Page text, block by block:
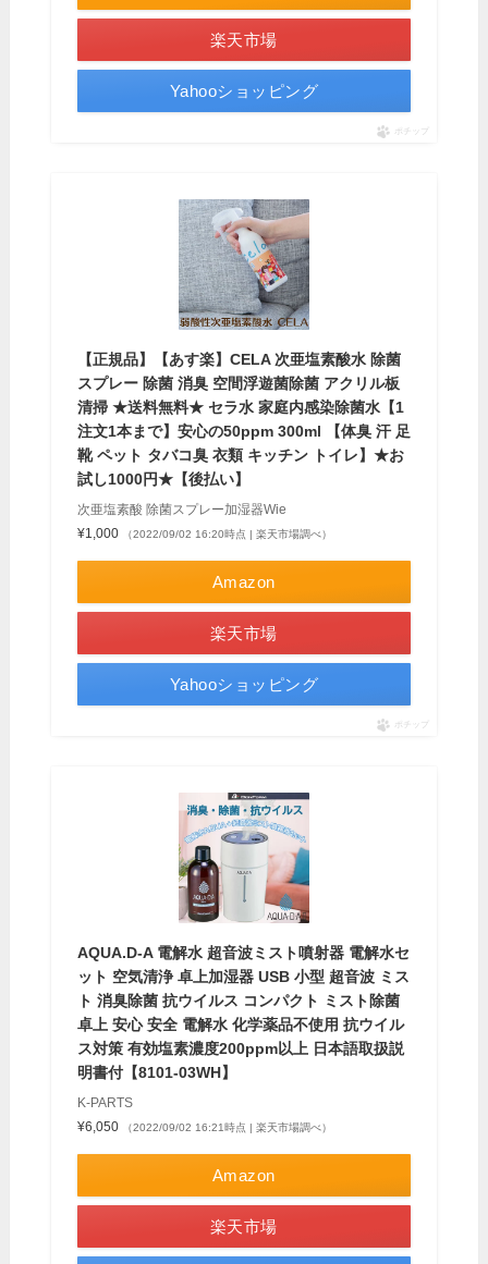
楽天市場
Yahooショッピング
ポチップ
【正規品】【あす楽】CELA 次亜塩素酸水 除菌
スプレー 除菌 消臭 空間浮遊菌除菌 アクリル板
清掃 ★送料無料★ セラ水 家庭内感染除菌水【1
注文1本まで】安心の50ppm 300ml 【体臭 汗 足
靴 ペット タバコ臭 衣類 キッチン トイレ】★お
試し1000円★【後払い】
次亜塩素酸 除菌スプレー加湿器Wie
¥1,000
（2022/09/02 16:20時点 | 楽天市場調べ）
Amazon
楽天市場
Yahooショッピング
ポチップ
AQUA.D-A 電解水 超音波ミスト噴射器 電解水セ
ット 空気清浄 卓上加湿器 USB 小型 超音波 ミス
ト 消臭除菌 抗ウイルス コンパクト ミスト除菌
卓上 安心 安全 電解水 化学薬品不使用 抗ウイル
ス対策 有効塩素濃度200ppm以上 日本語取扱説
明書付【8101-03WH】
K-PARTS
¥6,050
（2022/09/02 16:21時点 | 楽天市場調べ）
Amazon
楽天市場